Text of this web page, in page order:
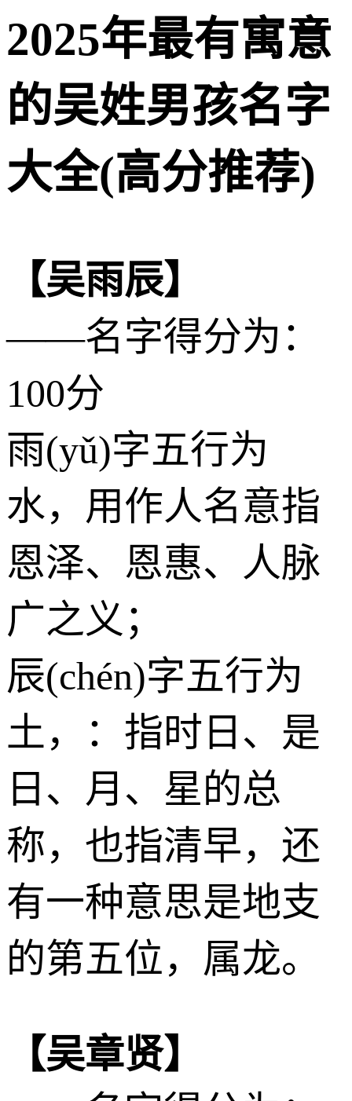
2025年最有寓意
的吴姓男孩名字
大全(高分推荐)
【吴雨辰】
——名字得分为：
100分
雨(yǔ)字五行为
水，用作人名意指
恩泽、恩惠、人脉
广之义；
辰(chén)字五行为
土，：指时日、是
日、月、星的总
称，也指清早，还
有一种意思是地支
的第五位，属龙。
【吴章贤】